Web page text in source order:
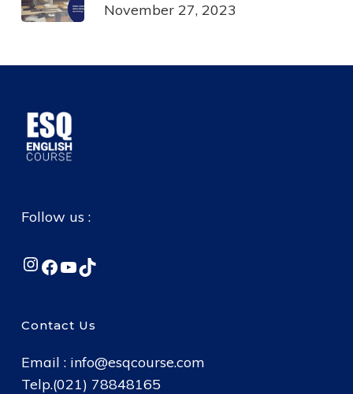
November 27, 2023
Follow us :
Instagram
Facebook
YouTube
TikTok
Contact Us
Email : info@esqcourse.com
Telp.(021) 78848165